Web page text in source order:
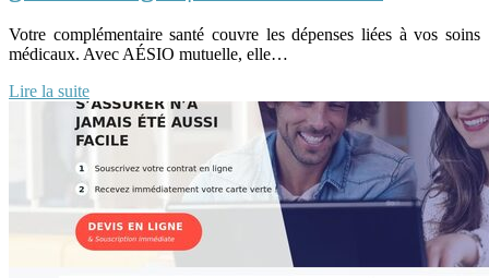
Votre complémentaire santé couvre les dépenses liées à vos soins
médicaux. Avec AÉSIO mutuelle, elle…
Lire la suite